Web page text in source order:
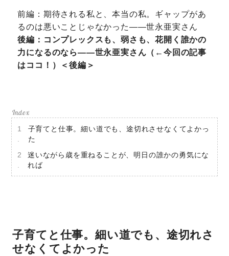
My Rules
ミモザなひと
ミモザレポート
利用規約
プライバシーポリシー
前編：期待される私と、本当の私。ギャップがあ
るのは悪いことじゃなかった――世永亜実さん
後編：コンプレックスも、弱さも、花開く誰かの
力になるのなら――世永亜実さん（←今回の記事
はココ！）＜後編＞
子育てと仕事。細い道でも、途切れさせなくてよかっ
た
迷いながら歳を重ねることが、明日の誰かの勇気にな
れば
子育てと仕事。細い道でも、途切れさ
せなくてよかった